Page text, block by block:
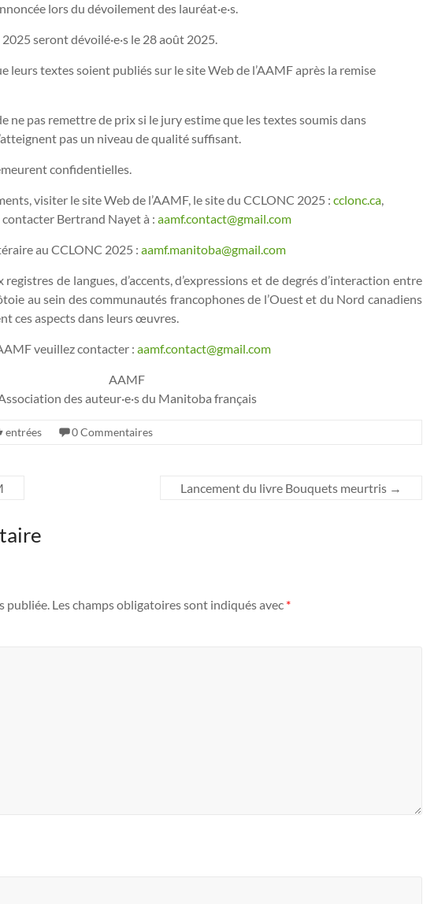
lors du dévoilement des lauréat·e·s.
seront dévoilé·e·s le 28 août 2025.
leurs textes soient publiés sur le site Web de l’AAMF après la remise
ne pas remettre de prix si le jury estime que les textes soumis dans
pas un niveau de qualité suffisant.
confidentielles.
visiter le site Web de l’AAMF, le site du CCLONC 2025 : cclonc.ca,
contacter Bertrand Nayet à : aamf.contact@gmail.com
au CCLONC 2025 : aamf.manitoba@gmail.com
de langues, d’accents, d’expressions et de degrés d’interaction entre
au sein des communautés francophones de l’Ouest et du Nord canadiens
ces aspects dans leurs œuvres.
veuillez contacter : aamf.contact@gmail.com
AAMF
des auteur·e·s du Manitoba français
entrées 0 Commentaires
Lancement du livre Bouquets meurtris →
publiée. Les champs obligatoires sont indiqués avec *